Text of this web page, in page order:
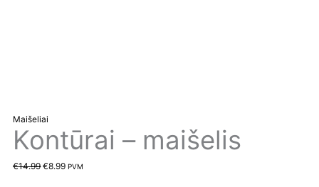
Maišeliai
Kontūrai – maišelis
€14.99 €8.99 PVM